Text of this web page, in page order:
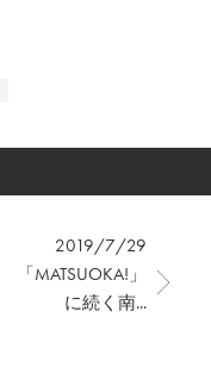
2019/7/29
「MATSUOKA!」
に続く南...